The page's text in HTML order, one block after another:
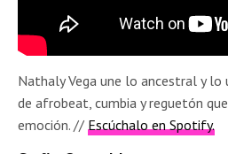
Nathaly Vega une lo ancestral y lo
de afrobeat, cumbia y reguetón
emoción. // Escúchalo en Spotify.